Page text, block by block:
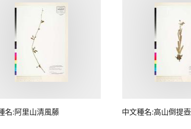
名:阿里山清風藤 中文種名:高山倒提壺